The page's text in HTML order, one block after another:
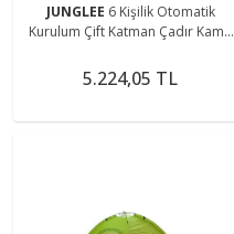
JUNGLEE 6 Kişilik Otomatik
Kurulum Çift Katman Çadır Kamp
220cmx250cmx160cm
5.224,05 TL